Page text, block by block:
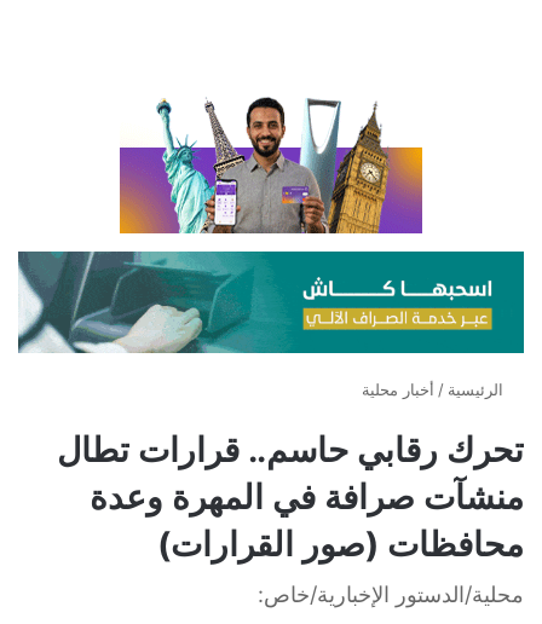
الرئيسية / أخبار محلية
تحرك رقابي حاسم.. قرارات تطال
منشآت صرافة في المهرة وعدة
محافظات (صور القرارات)
محلية/الدستور الإخبارية/خاص: